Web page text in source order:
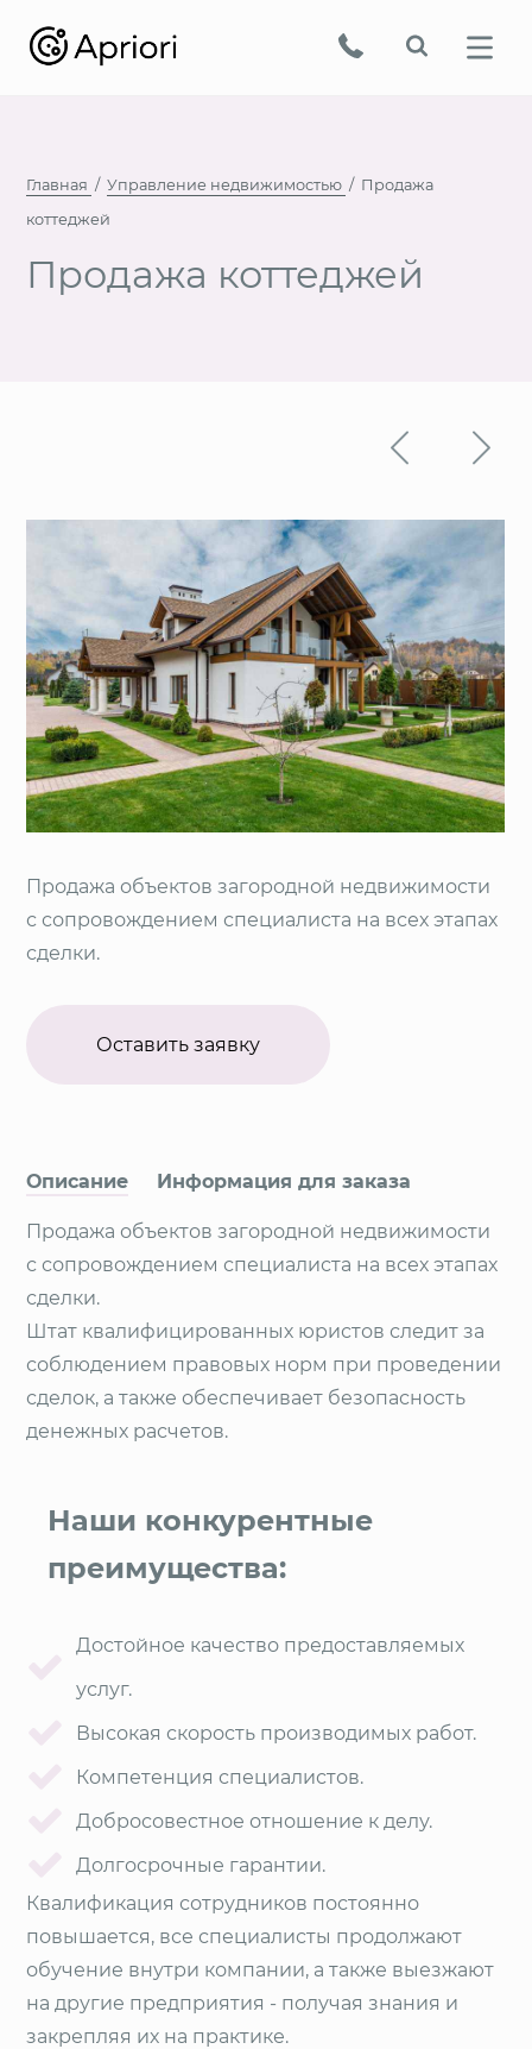
Главная Управление недвижимостью
Продажа
коттеджей
Продажа коттеджей
Продажа объектов загородной недвижимости
с сопровождением специалиста на всех этапах
сделки.
Оставить заявку
Описание Информация для заказа
Продажа объектов загородной недвижимости
с сопровождением специалиста на всех этапах
сделки.
Штат квалифицированных юристов следит за
соблюдением правовых норм при проведении
сделок, а также обеспечивает безопасность
денежных расчетов.
Наши конкурентные
преимущества:
Достойное качество предоставляемых
услуг.
Высокая скорость производимых работ.
Компетенция специалистов.
Добросовестное отношение к делу.
Долгосрочные гарантии.
Квалификация сотрудников постоянно
повышается, все специалисты продолжают
обучение внутри компании, а также выезжают
на другие предприятия - получая знания и
закрепляя их на практике.